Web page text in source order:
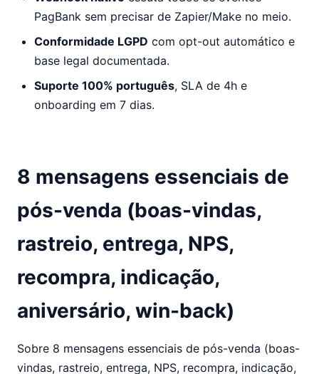
PagBank sem precisar de Zapier/Make no meio.
Conformidade LGPD com opt-out automático e
base legal documentada.
Suporte 100% português, SLA de 4h e
onboarding em 7 dias.
8 mensagens essenciais de
pós-venda (boas-vindas,
rastreio, entrega, NPS,
recompra, indicação,
aniversário, win-back)
Sobre 8 mensagens essenciais de pós-venda (boas-
vindas, rastreio, entrega, NPS, recompra, indicação,